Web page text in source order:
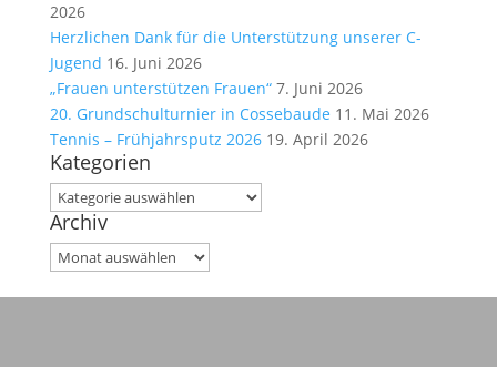
2026
Herzlichen Dank für die Unterstützung unserer C-
Jugend 16. Juni 2026
„Frauen unterstützen Frauen“ 7. Juni 2026
20. Grundschulturnier in Cossebaude 11. Mai 2026
Tennis – Frühjahrsputz 2026 19. April 2026
Kategorien
Kategorien
Archiv
Archiv